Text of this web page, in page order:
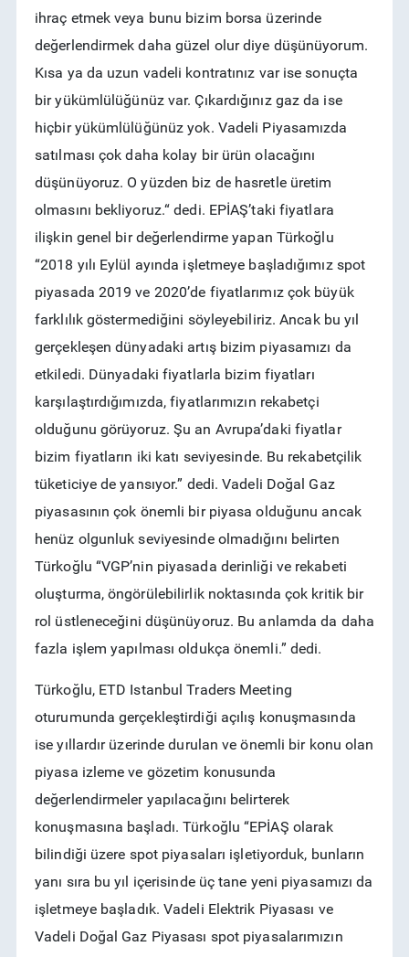
ihraç etmek veya bunu bizim borsa üzerinde
değerlendirmek daha güzel olur diye düşünüyorum.
Kısa ya da uzun vadeli kontratınız var ise sonuçta
bir yükümlülüğünüz var. Çıkardığınız gaz da ise
hiçbir yükümlülüğünüz yok. Vadeli Piyasamızda
satılması çok daha kolay bir ürün olacağını
düşünüyoruz. O yüzden biz de hasretle üretim
olmasını bekliyoruz.“ dedi. EPİAŞ’taki fiyatlara
ilişkin genel bir değerlendirme yapan Türkoğlu
“2018 yılı Eylül ayında işletmeye başladığımız spot
piyasada 2019 ve 2020’de fiyatlarımız çok büyük
farklılık göstermediğini söyleyebiliriz. Ancak bu yıl
gerçekleşen dünyadaki artış bizim piyasamızı da
etkiledi. Dünyadaki fiyatlarla bizim fiyatları
karşılaştırdığımızda, fiyatlarımızın rekabetçi
olduğunu görüyoruz. Şu an Avrupa’daki fiyatlar
bizim fiyatların iki katı seviyesinde. Bu rekabetçilik
tüketiciye de yansıyor.” dedi. Vadeli Doğal Gaz
piyasasının çok önemli bir piyasa olduğunu ancak
henüz olgunluk seviyesinde olmadığını belirten
Türkoğlu “VGP’nin piyasada derinliği ve rekabeti
oluşturma, öngörülebilirlik noktasında çok kritik bir
rol üstleneceğini düşünüyoruz. Bu anlamda da daha
fazla işlem yapılması oldukça önemli.” dedi.
Türkoğlu, ETD Istanbul Traders Meeting
oturumunda gerçekleştirdiği açılış konuşmasında
ise yıllardır üzerinde durulan ve önemli bir konu olan
piyasa izleme ve gözetim konusunda
değerlendirmeler yapılacağını belirterek
konuşmasına başladı. Türkoğlu “EPİAŞ olarak
bilindiği üzere spot piyasaları işletiyorduk, bunların
yanı sıra bu yıl içerisinde üç tane yeni piyasamızı da
işletmeye başladık. Vadeli Elektrik Piyasası ve
Vadeli Doğal Gaz Piyasası spot piyasalarımızın